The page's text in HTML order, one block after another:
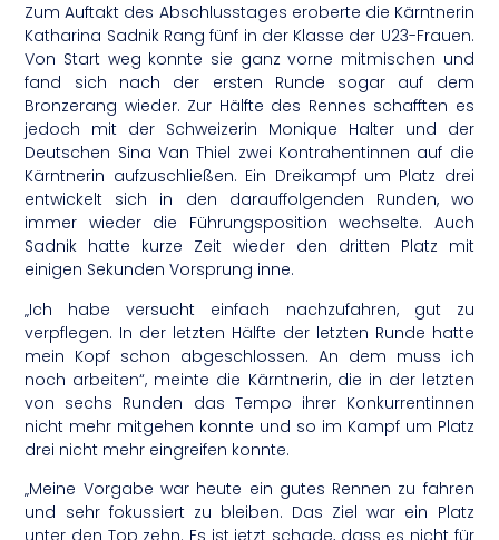
Zum Auftakt des Abschlusstages eroberte die Kärntnerin
Katharina Sadnik Rang fünf in der Klasse der U23-Frauen.
Von Start weg konnte sie ganz vorne mitmischen und
fand sich nach der ersten Runde sogar auf dem
Bronzerang wieder. Zur Hälfte des Rennes schafften es
jedoch mit der Schweizerin Monique Halter und der
Deutschen Sina Van Thiel zwei Kontrahentinnen auf die
Kärntnerin aufzuschließen. Ein Dreikampf um Platz drei
entwickelt sich in den darauffolgenden Runden, wo
immer wieder die Führungsposition wechselte. Auch
Sadnik hatte kurze Zeit wieder den dritten Platz mit
einigen Sekunden Vorsprung inne.
„Ich habe versucht einfach nachzufahren, gut zu
verpflegen. In der letzten Hälfte der letzten Runde hatte
mein Kopf schon abgeschlossen. An dem muss ich
noch arbeiten“, meinte die Kärntnerin, die in der letzten
von sechs Runden das Tempo ihrer Konkurrentinnen
nicht mehr mitgehen konnte und so im Kampf um Platz
drei nicht mehr eingreifen konnte.
„Meine Vorgabe war heute ein gutes Rennen zu fahren
und sehr fokussiert zu bleiben. Das Ziel war ein Platz